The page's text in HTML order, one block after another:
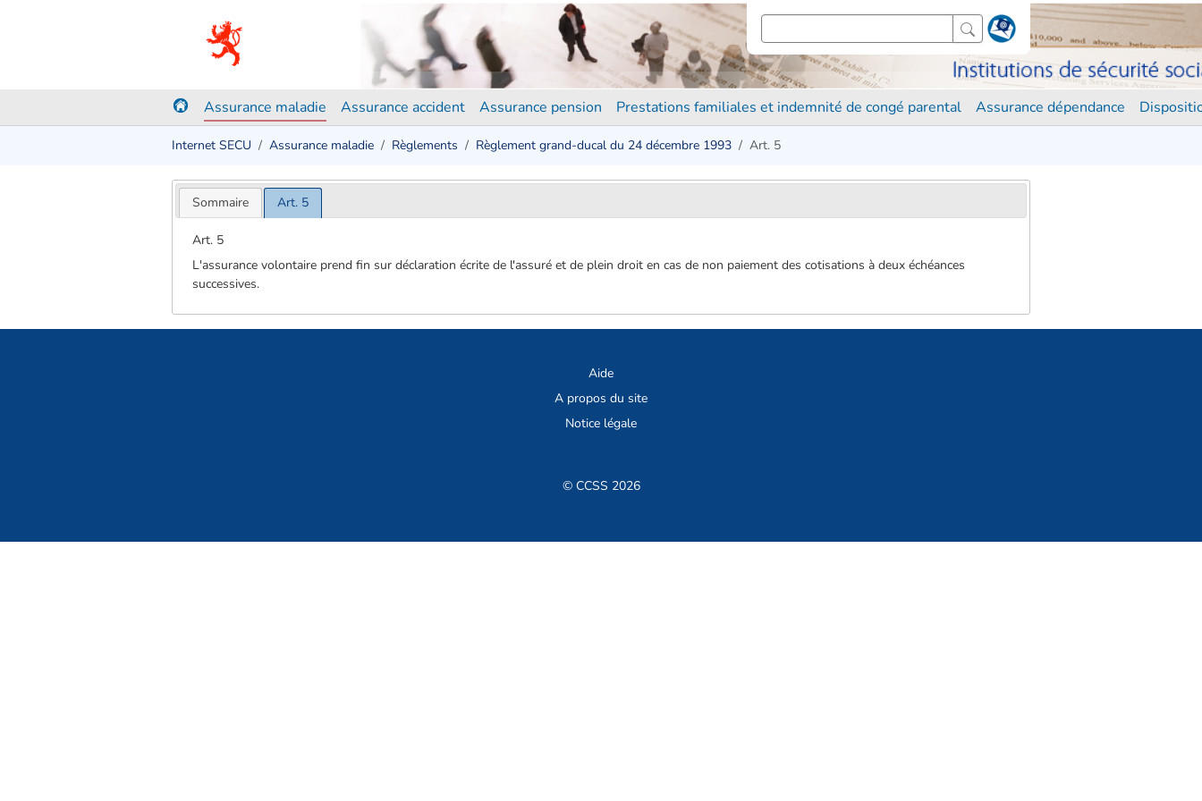
Assurance maladie Assurance accident Assurance pension Prestations familiales et indemnité de congé parental Assurance dépendance
Internet SECU Assurance maladie Règlements Règlement grand-ducal du 24 décembre 1993 Art. 5
Sommaire Art. 5
Art. 5
L'assurance volontaire prend fin sur déclaration écrite de l'assuré et de plein droit en cas de non paiement des cotisations à deux échéances
successives.
Aide
A propos du site
Notice légale
© CCSS 2026